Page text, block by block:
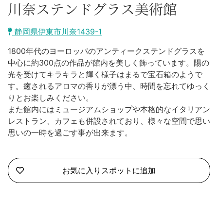
熱海市
沼津市
三島市
南伊豆町
函南町
西伊豆町
伊豆の国市
旅の計画
モデルコース
宿泊・予約
旅程作成
AIルートプランナー
アクセス
合同会社説明会
伊豆ワーケーション
川奈ステンドグラス美術館
静岡県伊東市川奈1439-1
1800年代のヨーロッパのアンティークステンドグラスを
中心に約300点の作品が館内を美しく飾っています。陽の
光を受けてキラキラと輝く様子はまるで宝石箱のようで
す。癒されるアロマの香りが漂う中、時間を忘れてゆっく
りとお楽しみください。
また館内にはミュージアムショップや本格的なイタリアン
レストラン、カフェも併設されており、様々な空間で思い
思いの一時を過ごす事が出来ます。
お気に入りスポットに追加